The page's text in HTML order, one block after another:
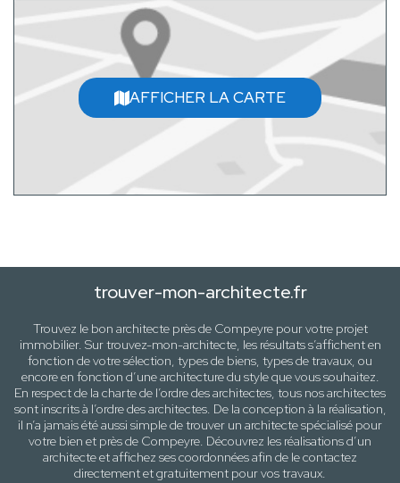
AFFICHER LA CARTE
trouver-mon-architecte.fr
Trouvez le bon architecte près de Compeyrepour votre projet
immobilier. Sur trouvez-mon-architecte, les résultats s’affichent en
fonction de votre sélection, types de biens, types de travaux, ou
encore en fonction d’une architecturedu style que vous souhaitez.
En respect de la charte de l’ordre des architectes, tous nos architectes
sont inscrits à l’ordre des architectes. De la conception à la réalisation,
il n’a jamais été aussi simple de trouver un architecte spécialisé pour
votre bien et près de Compeyre. Découvrez les réalisations d’un
architecte et affichez ses coordonnées afin de le contactez
directement et gratuitement pourvos travaux.